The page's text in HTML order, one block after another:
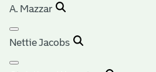
A. Mazzar
Nettie Jacobs